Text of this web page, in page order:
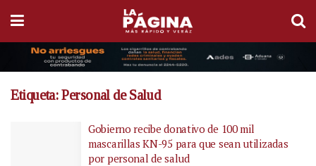
Etiqueta:Personal de Salud
Gobierno recibe donativo de 100 mil
mascarillas KN-95 para que sean utilizadas
por personal de salud